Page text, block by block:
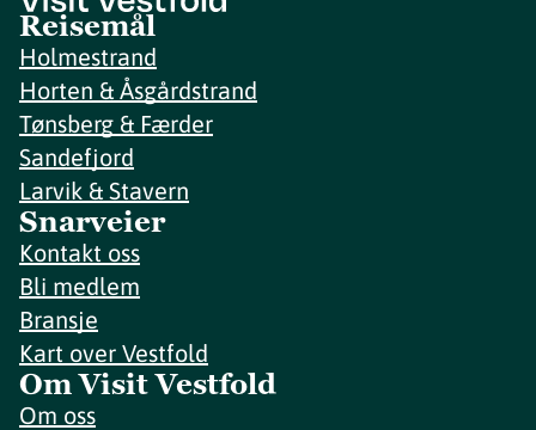
Reisemål
Holmestrand
Horten & Åsgårdstrand
Tønsberg & Færder
Sandefjord
Larvik & Stavern
Snarveier
Kontakt oss
Bli medlem
Bransje
Kart over Vestfold
Om Visit Vestfold
Om oss